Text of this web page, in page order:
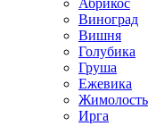
Виноград
Вишня
Голубика
Груша
Ежевика
Жимолость
Ирга